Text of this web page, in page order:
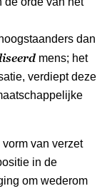
dan
mens; het
verdiept deze
vorm van verzet
in de
om wederom